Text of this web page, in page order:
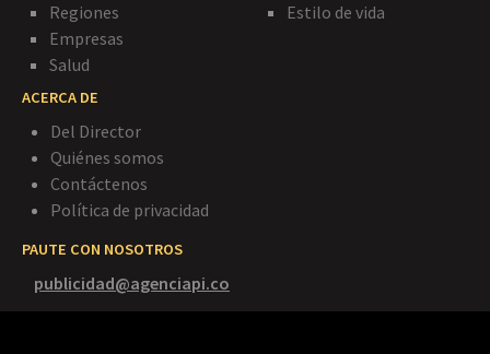
Regiones
Empresas
Salud
Estilo de vida
ACERCA DE
Del Director
Quiénes somos
Contáctenos
Política de privacidad
PAUTE CON NOSOTROS
publicidad@agenciapi.co